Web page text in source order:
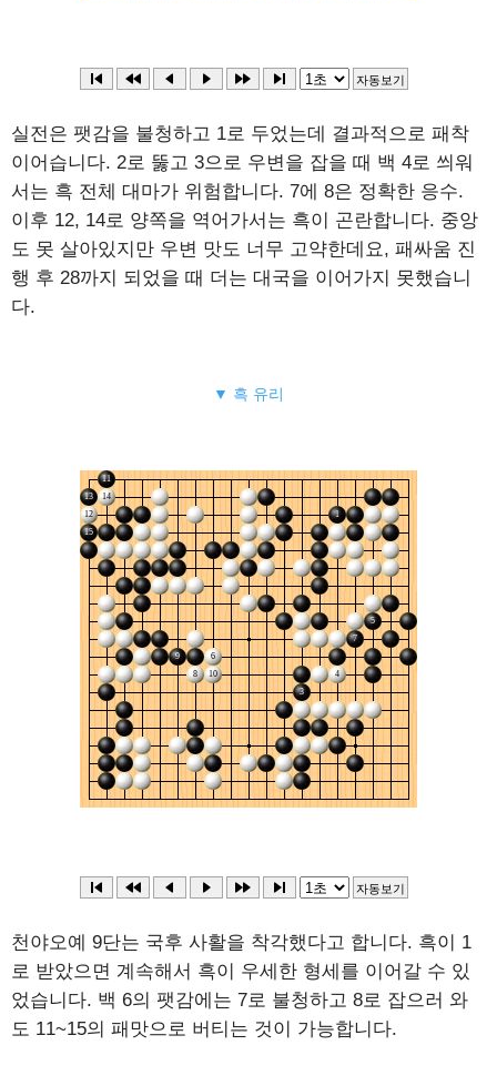
실전은 팻감을 불청하고 1로 두었는데 결과적으로 패착
이어습니다. 2로 뚫고 3으로 우변을 잡을 때 백 4로 씌워
서는 흑 전체 대마가 위험합니다. 7에 8은 정확한 응수.
이후 12, 14로 양쪽을 역어가서는 흑이 곤란합니다. 중앙
도 못 살아있지만 우변 맛도 너무 고약한데요, 패싸움 진
행 후 28까지 되었을 때 더는 대국을 이어가지 못했습니
다.
▼ 흑 유리
천야오예 9단는 국후 사활을 착각했다고 합니다. 흑이 1
로 받았으면 계속해서 흑이 우세한 형세를 이어갈 수 있
었습니다. 백 6의 팻감에는 7로 불청하고 8로 잡으러 와
도 11~15의 패맛으로 버티는 것이 가능합니다.